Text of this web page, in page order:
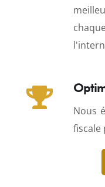
Nous
fiscale